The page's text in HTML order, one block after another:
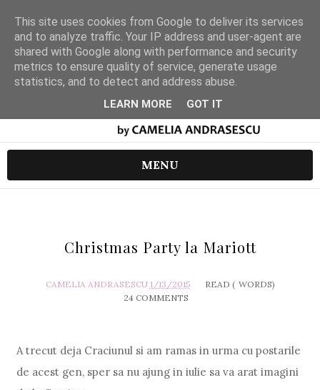
MENU
Christmas Party la Mariott
CAMELIA ANDRASESCU 1/13/2015 READ ( WORDS)
24 COMMENTS
A trecut deja Craciunul si am ramas in urma cu postarile
de acest gen, sper sa nu ajung in iulie sa va arat imagini
This site uses cookies from Google to deliver its services
and to analyze traffic. Your IP address and user-agent are
shared with Google along with performance and security
metrics to ensure quality of service, generate usage
statistics, and to detect and address abuse.
LEARN MORE GOT IT